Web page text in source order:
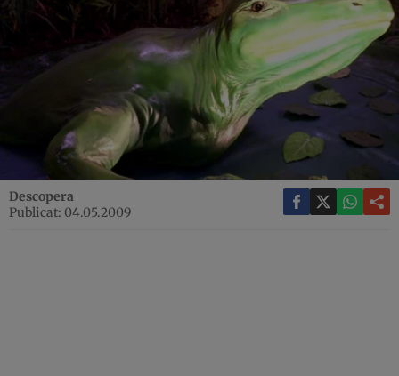
Descopera
Publicat: 04.05.2009